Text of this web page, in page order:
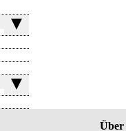
Über